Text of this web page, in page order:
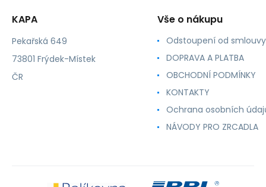
KAPA
Pekařská 649
73801 Frýdek-Místek
ČR
Vše o nákupu
Odstoupení od smlouvy
DOPRAVA A PLATBA
OBCHODNÍ PODMÍNKY
KONTAKTY
Ochrana osobních
NÁVODY PRO ZRCADLA